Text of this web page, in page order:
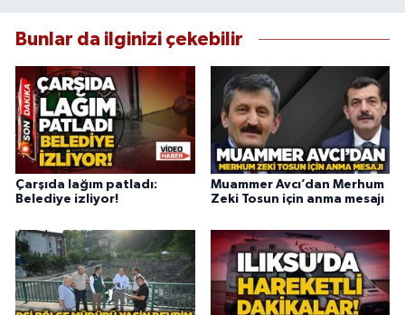
Bunlar da ilginizi çekebilir
Çarşıda lağım patladı:
Belediye izliyor!
Muammer Avcı’dan Merhum
Zeki Tosun için anma mesajı